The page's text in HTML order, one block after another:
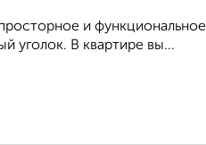
и функциональное
уголок. В квартире вы...